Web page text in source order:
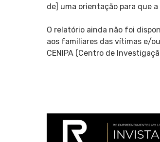
de] uma orientação para que
O relatório ainda não foi
aos familiares das vítimas e/
CENIPA (Centro de